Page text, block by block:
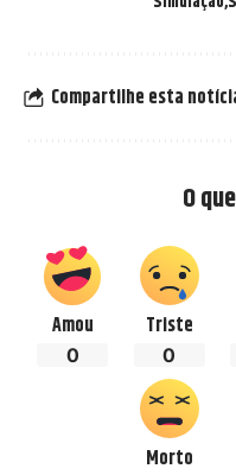
Compartilhe esta
O
Amou
0
Triste
0
Morto